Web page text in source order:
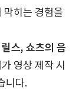
막히는 경험을
스, 쇼츠의 음
영상 제작 시
니다.